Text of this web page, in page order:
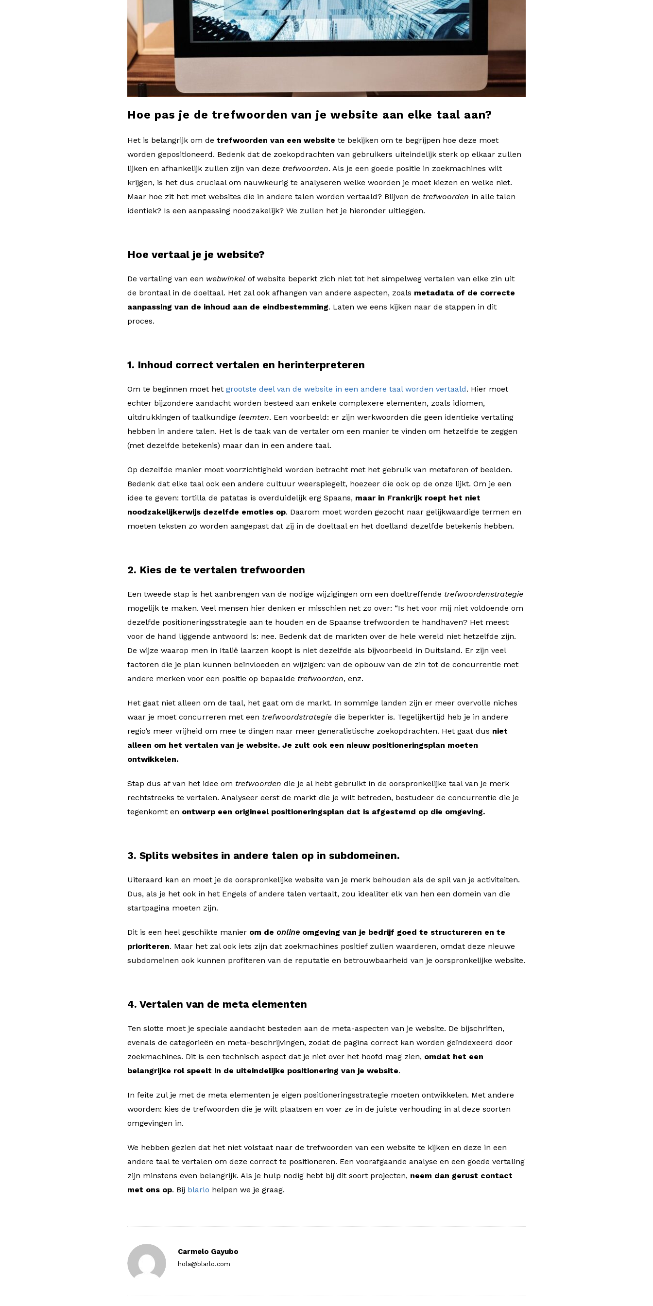
o
g
Hoe pas je de trefwoorden van je website aan elke taal aan?
Het is belangrijk om de trefwoorden van een website te bekijken om te begrijpen hoe deze moet
worden gepositioneerd. Bedenk dat de zoekopdrachten van gebruikers uiteindelijk sterk op elkaar zullen
lijken en afhankelijk zullen zijn van deze trefwoorden. Als je een goede positie in zoekmachines wilt
krijgen, is het dus cruciaal om nauwkeurig te analyseren welke woorden je moet kiezen en welke niet.
Maar hoe zit het met websites die in andere talen worden vertaald? Blijven de trefwoorden in alle talen
identiek? Is een aanpassing noodzakelijk? We zullen het je hieronder uitleggen.
Hoe vertaal je je website?
De vertaling van een webwinkel of website beperkt zich niet tot het simpelweg vertalen van elke zin uit
de brontaal in de doeltaal. Het zal ook afhangen van andere aspecten, zoals metadata of de correcte
aanpassing van de inhoud aan de eindbestemming. Laten we eens kijken naar de stappen in dit
proces.
1. Inhoud correct vertalen en herinterpreteren
Om te beginnen moet het grootste deel van de website in een andere taal worden vertaald. Hier moet
echter bijzondere aandacht worden besteed aan enkele complexere elementen, zoals idiomen,
uitdrukkingen of taalkundige leemten. Een voorbeeld: er zijn werkwoorden die geen identieke vertaling
hebben in andere talen. Het is de taak van de vertaler om een manier te vinden om hetzelfde te zeggen
(met dezelfde betekenis) maar dan in een andere taal.
Op dezelfde manier moet voorzichtigheid worden betracht met het gebruik van metaforen of beelden.
Bedenk dat elke taal ook een andere cultuur weerspiegelt, hoezeer die ook op de onze lijkt. Om je een
idee te geven: tortilla de patatas is overduidelijk erg Spaans, maar in Frankrijk roept het niet
noodzakelijkerwijs dezelfde emoties op. Daarom moet worden gezocht naar gelijkwaardige termen en
moeten teksten zo worden aangepast dat zij in de doeltaal en het doelland dezelfde betekenis hebben.
2. Kies de te vertalen trefwoorden
Een tweede stap is het aanbrengen van de nodige wijzigingen om een doeltreffende trefwoordenstrategie
mogelijk te maken. Veel mensen hier denken er misschien net zo over: “Is het voor mij niet voldoende om
dezelfde positioneringsstrategie aan te houden en de Spaanse trefwoorden te handhaven? Het meest
voor de hand liggende antwoord is: nee. Bedenk dat de markten over de hele wereld niet hetzelfde zijn.
De wijze waarop men in Italië laarzen koopt is niet dezelfde als bijvoorbeeld in Duitsland. Er zijn veel
factoren die je plan kunnen beïnvloeden en wijzigen: van de opbouw van de zin tot de concurrentie met
andere merken voor een positie op bepaalde trefwoorden, enz.
Het gaat niet alleen om de taal, het gaat om de markt. In sommige landen zijn er meer overvolle niches
waar je moet concurreren met een trefwoordstrategie die beperkter is. Tegelijkertijd heb je in andere
regio’s meer vrijheid om mee te dingen naar meer generalistische zoekopdrachten. Het gaat dus niet
alleen om het vertalen van je website. Je zult ook een nieuw positioneringsplan moeten
ontwikkelen.
Stap dus af van het idee om trefwoorden die je al hebt gebruikt in de oorspronkelijke taal van je merk
rechtstreeks te vertalen. Analyseer eerst de markt die je wilt betreden, bestudeer de concurrentie die je
tegenkomt en ontwerp een origineel positioneringsplan dat is afgestemd op die omgeving.
3. Splits websites in andere talen op in subdomeinen.
Uiteraard kan en moet je de oorspronkelijke website van je merk behouden als de spil van je activiteiten.
Dus, als je het ook in het Engels of andere talen vertaalt, zou idealiter elk van hen een domein van die
startpagina moeten zijn.
Dit is een heel geschikte manier om de online omgeving van je bedrijf goed te structureren en te
prioriteren. Maar het zal ook iets zijn dat zoekmachines positief zullen waarderen, omdat deze nieuwe
subdomeinen ook kunnen profiteren van de reputatie en betrouwbaarheid van je oorspronkelijke website.
4. Vertalen van de meta elementen
Ten slotte moet je speciale aandacht besteden aan de meta-aspecten van je website. De bijschriften,
evenals de categorieën en meta-beschrijvingen, zodat de pagina correct kan worden geïndexeerd door
zoekmachines. Dit is een technisch aspect dat je niet over het hoofd mag zien, omdat het een
belangrijke rol speelt in de uiteindelijke positionering van je website.
In feite zul je met de meta elementen je eigen positioneringsstrategie moeten ontwikkelen. Met andere
woorden: kies de trefwoorden die je wilt plaatsen en voer ze in de juiste verhouding in al deze soorten
omgevingen in.
We hebben gezien dat het niet volstaat naar de trefwoorden van een website te kijken en deze in een
andere taal te vertalen om deze correct te positioneren. Een voorafgaande analyse en een goede vertaling
zijn minstens even belangrijk. Als je hulp nodig hebt bij dit soort projecten, neem dan gerust contact
met ons op. Bij blarlo helpen we je graag.
Carmelo Gayubo
hola@blarlo.com